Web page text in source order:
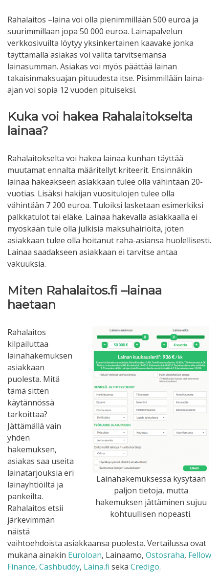
Rahalaitos –laina voi olla pienimmillään 500 euroa ja
suurimmillaan jopa 50 000 euroa. Lainapalvelun
verkkosivuilta löytyy yksinkertainen kaavake jonka
täyttämällä asiakas voi valita tarvitsemansa
lainasumman. Asiakas voi myös päättää lainan
takaisinmaksuajan pituudesta itse. Pisimmillään laina-
ajan voi sopia 12 vuoden pituiseksi.
Kuka voi hakea Rahalaitokselta
lainaa?
Rahalaitokselta voi hakea lainaa kunhan täyttää
muutamat ennalta määritellyt kriteerit. Ensinnäkin
lainaa hakeakseen asiakkaan tulee olla vähintään 20-
vuotias. Lisäksi hakijan vuositulojen tulee olla
vähintään 7 200 euroa. Tuloiksi lasketaan esimerkiksi
palkkatulot tai eläke. Lainaa hakevalla asiakkaalla ei
myöskään tule olla julkisia maksuhäiriöitä, joten
asiakkaan tulee olla hoitanut raha-asiansa huolellisesti.
Lainaa saadakseen asiakkaan ei tarvitse antaa
vakuuksia.
Miten Rahalaitos.fi –lainaa
haetaan
Lainahakemuksessa kysytään
paljon tietoja, mutta
hakemuksen jättäminen sujuu
kohtuullisen nopeasti.
Rahalaitos
kilpailuttaa
lainahakemuksen
asiakkaan
puolesta. Mitä
tämä sitten
käytännössä
tarkoittaa?
Jättämällä vain
yhden
hakemuksen,
asiakas saa useita
lainatarjouksia eri
lainayhtiöiltä ja
pankeilta.
Rahalaitos etsii
järkevimmän
näistä
vaihtoehdoista asiakkaansa puolesta. Vertailussa ovat
mukana ainakin Euroloan, Lainaamo, Ostosraha, Fellow
Finance, Cashbuddy, Laina.fi sekä Credigo.